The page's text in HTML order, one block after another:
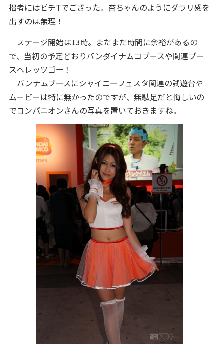
拙者にはピチTでござった。杏ちゃんのようにダラリ感を
出すのは無理！
ステージ開始は13時。まだまだ時間に余裕があるの
で、当初の予定どおりバンダイナムコブースや関連ブー
スへレッツゴー！
バンナムブースにシャイニーフェスタ関連の試遊台や
ムービーは特に無かったのですが、無駄足だと悔しいの
でコンパニオンさんの写真を置いておきますね。